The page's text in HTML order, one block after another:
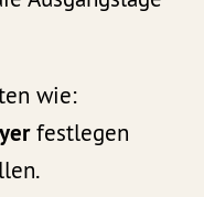
wie:
festlegen